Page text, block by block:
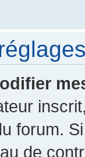
forum.
de